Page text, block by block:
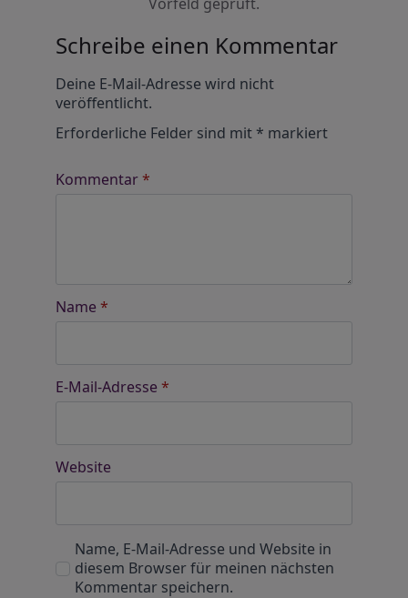
Schreibe einen Kommentar
Deine E-Mail-Adresse wird nicht
veröffentlicht.
Erforderliche Felder sind mit* markiert
Kommentar*
Name *
E-Mail-Adresse *
Website
Name, E-Mail-Adresse und Website in
diesem Browser für meinen nächsten
Kommentar speichern.